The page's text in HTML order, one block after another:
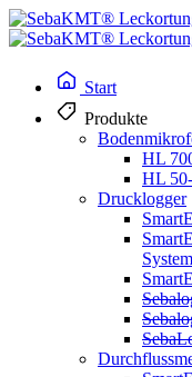
Start
Produkte
HL
HL
Drucklogger